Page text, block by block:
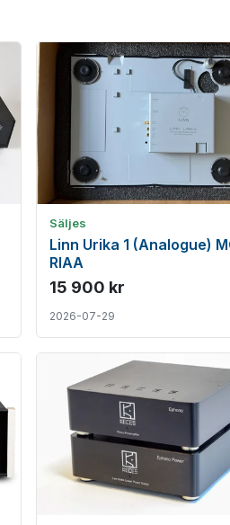
Säljes
Linn Urika 1 (Analogue)
RIAA
15 900 kr
2026-07-29